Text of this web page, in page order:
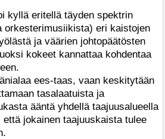
kyllä eritellä täyden spektrin
orkesterimusiikista) eri kaistojen
ja väärien johtopäätösten
kokeet kannattaa kohdentaa
ees-taas, vaan keskitytään
tasalaatuista ja
ääntä yhdellä taajuusalueella
jokainen taajuuskaista tulee